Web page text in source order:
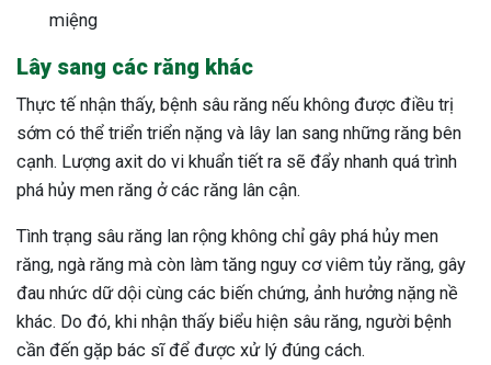
miệng
Lây sang các răng khác
Thực tế nhận thấy, bệnh sâu răng nếu không được điều trị
sớm có thể triển triển nặng và lây lan sang những răng bên
cạnh. Lượng axit do vi khuẩn tiết ra sẽ đẩy nhanh quá trình
phá hủy men răng ở các răng lân cận.
Tình trạng sâu răng lan rộng không chỉ gây phá hủy men
răng, ngà răng mà còn làm tăng nguy cơ viêm tủy răng, gây
đau nhức dữ dội cùng các biến chứng, ảnh hưởng nặng nề
khác. Do đó, khi nhận thấy biểu hiện sâu răng, người bệnh
cần đến gặp bác sĩ để được xử lý đúng cách.